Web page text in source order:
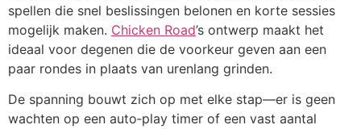
spellen die snel beslissingen belonen en korte sessies
mogelijk maken. Chicken Road’s ontwerp maakt het
ideaal voor degenen die de voorkeur geven aan een
paar rondes in plaats van urenlang grinden.
De spanning bouwt zich op met elke stap—er is geen
wachten op een auto‑play timer of een vast aantal